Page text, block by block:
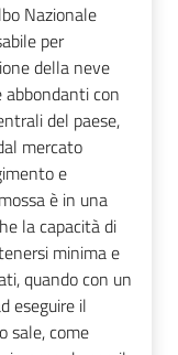
Nazionale
per
della neve
abbondanti con
del paese,
mercato
e
è in una
la capacità di
minima e
quando con un
eseguire il
sale, come